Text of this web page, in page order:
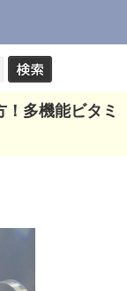
多機能ビタミ